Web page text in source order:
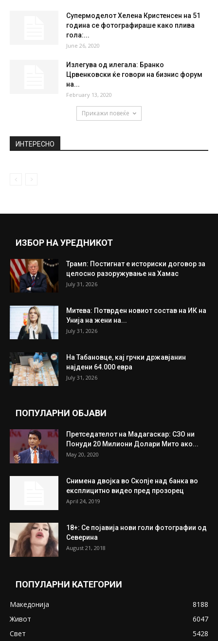
Супермоделот Хелена Кристенсен на 51
година се фотографираше како плива
гола:...
June 26, 2020
Излегува од илегала: Бранко
Црвенковски ќе говори на бизнис форум
на...
February 13, 2020
Прикажи повеќе
ИНТЕРЕСНО
ИЗБОР НА УРЕДНИКОТ
Трамп: Постигнат е историски договор за
целосно разоружување на Хамас
July 31, 2026
Митева: Потврден новиот состав на ИК на
Унија на жени на...
July 31, 2026
На Табановце, кај грчки државјанин
најдени 64.000 евра
July 31, 2026
ПОПУЛАРНИ ОБЈАВИ
Претседателот на Мадагаскар: СЗО ни
Понуди 20 Милиони Долари Мито ако...
May 20, 2020
Снимена двојка во Скопје над банка во
експлицитно видео пред прозорец
April 24, 2019
18+: Се појавија нови голи фотографии од
Северина
August 21, 2018
ПОПУЛАРНИ КАТЕГОРИИ
Македонија
8188
Живот
6047
Свет
5428